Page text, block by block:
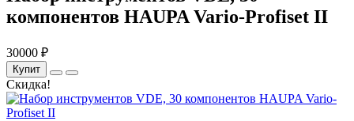
компонентов HAUPA Vario-Profiset II
30000 ₽
Купит
Скидка!